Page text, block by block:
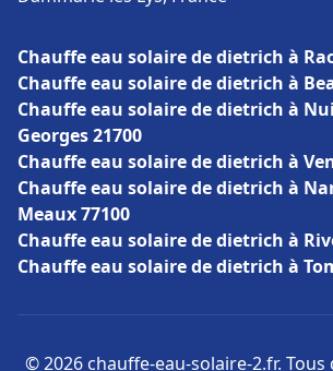
Chauffe eau solaire de dietrich à
Chauffe eau solaire de dietrich à
Chauffe eau solaire de dietrich à
Georges 21700
Chauffe eau solaire de dietrich à
Chauffe eau solaire de dietrich à
Meaux 77100
Chauffe eau solaire de dietrich à
Chauffe eau solaire de dietrich à
© 2026 chauffe-eau-solaire-2.fr.